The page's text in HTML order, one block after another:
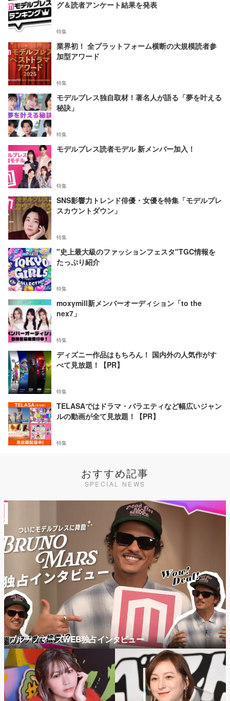
グ＆読者アンケート結果を発表
特集
業界初！ 全プラットフォーム横断の大規模読者参
加型アワード
特集
モデルプレス独自取材！著名人が語る「夢を叶える
秘訣」
特集
モデルプレス読者モデル 新メンバー加入！
特集
SNS影響力トレンド俳優・女優を特集「モデルプレ
スカウントダウン」
特集
"史上最大級のファッションフェスタ"TGC情報を
たっぷり紹介
特集
moxymill新メンバーオーディション「to the
nex7」
特集
ディズニー作品はもちろん！ 国内外の人気作がす
べて見放題！【PR】
特集
TELASAではドラマ・バラエティなど幅広いジャン
ルの動画が全て見放題！【PR】
特集
おすすめ記事
SPECIAL NEWS
ブルーノマーズWEB独占インタビュー